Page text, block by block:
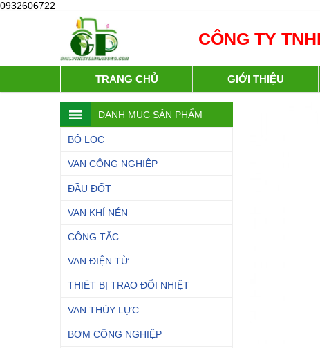
0932606722
CÔNG TY
TRANG CHỦ GIỚI THIỆU
DANH MỤC SẢN PHẨM
BỘ LỌC
VAN CÔNG NGHIỆP
ĐẦU ĐỐT
VAN KHÍ NÉN
CÔNG TẮC
VAN ĐIỆN TỪ
THIẾT BỊ TRAO ĐỔI NHIỆT
VAN THỦY LỰC
BƠM CÔNG NGHIỆP